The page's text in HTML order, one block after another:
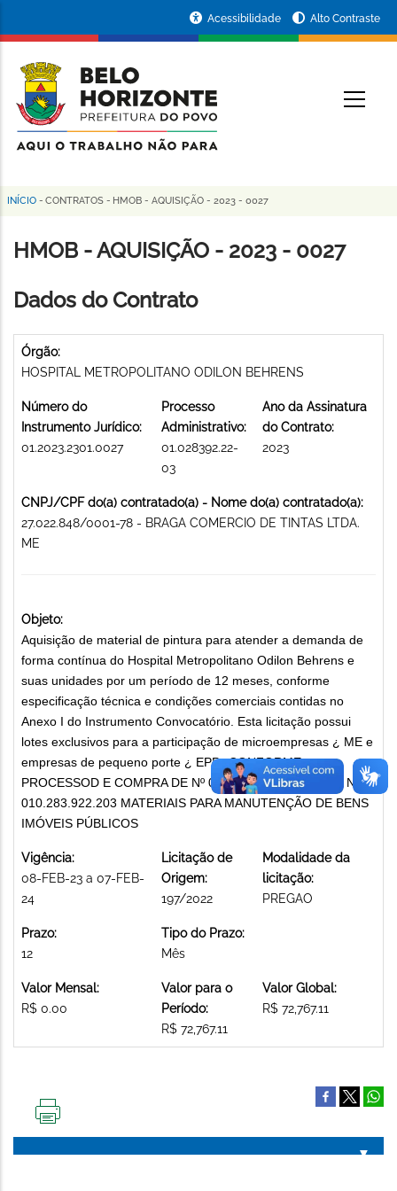
conteúdo
principal
da
Prefeitura
de
Horizonte
Acessibilidade Alto Contraste
Trilha
de
INÍCIO - CONTRATOS - HMOB - AQUISIÇÃO - 2023 - 0027
HMOB - AQUISIÇÃO - 2023 - 0027
Dados do Contrato
Órgão:
HOSPITAL METROPOLITANO ODILON BEHRENS
Número do
Instrumento Jurídico:
01.2023.2301.0027
Processo
Administrativo:
01.028392.22-
03
Ano da Assinatura
do Contrato:
2023
CNPJ/CPF do(a) contratado(a) - Nome do(a) contratado(a):
27.022.848/0001-78 - BRAGA COMERCIO DE TINTAS LTDA.
ME
Objeto:
Aquisição de material de pintura para atender a demanda de
forma contínua do Hospital Metropolitano Odilon Behrens e
suas unidades por um período de 12 meses, conforme
especificação técnica e condições comerciais contidas no
Anexo I do Instrumento Convocatório. Esta licitação possui
lotes exclusivos para a participação de microempresas ¿ ME e
empresas de pequeno porte ¿ EPP., CONFORME
PROCESSOD E COMPRA DE Nº 02- 29/2022 - OPUS DE Nº
010.283.922.203 MATERIAIS PARA MANUTENÇÃO DE BENS
IMÓVEIS PÚBLICOS
Vigência:
08-FEB-23 a 07-FEB-
24
Licitação de
Origem:
197/2022
Modalidade da
licitação:
PREGAO
Prazo:
12
Tipo do Prazo:
Mês
Valor Mensal:
R$ 0.00
Valor para o
Período:
R$ 72,767.11
Valor Global:
R$ 72,767.11
PÁGINA